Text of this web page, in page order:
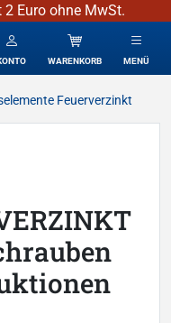
Euro ohne MwSt.
WARENKORB MENÜ
Feuerverzinkt